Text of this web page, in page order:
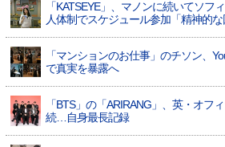
「KATSEYE」、マノンに続いてソ
人体制でスケジュール参加「精神的な
「マンションのお仕事」のチソン、
で真実を暴露へ
「BTS」の「ARIRANG」、英・オフ
続…自身最長記録